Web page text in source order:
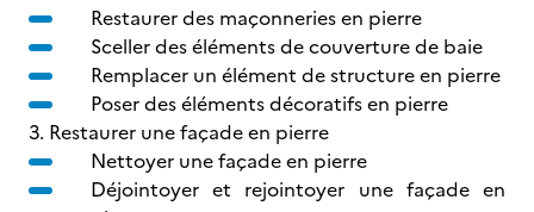
Restaurer des maçonneries en pierre
Sceller des éléments de couverture de baie
Remplacer un élément de structure en pierre
Poser des éléments décoratifs en pierre
3. Restaurer une façade en pierre
Nettoyer une façade en pierre
Déjointoyer et rejointoyer une façade en